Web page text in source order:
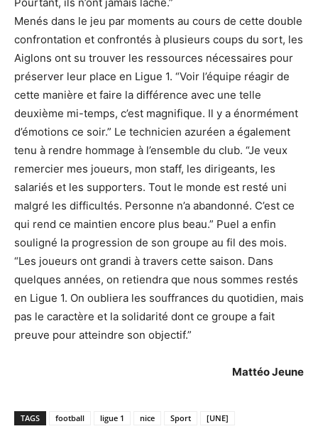
Pourtant, ils n’ont jamais lâché.”
Menés dans le jeu par moments au cours de cette double
confrontation et confrontés à plusieurs coups du sort, les
Aiglons ont su trouver les ressources nécessaires pour
préserver leur place en Ligue 1. “Voir l’équipe réagir de
cette manière et faire la différence avec une telle
deuxième mi-temps, c’est magnifique. Il y a énormément
d’émotions ce soir.” Le technicien azuréen a également
tenu à rendre hommage à l’ensemble du club. “Je veux
remercier mes joueurs, mon staff, les dirigeants, les
salariés et les supporters. Tout le monde est resté uni
malgré les difficultés. Personne n’a abandonné. C’est ce
qui rend ce maintien encore plus beau.” Puel a enfin
souligné la progression de son groupe au fil des mois.
“Les joueurs ont grandi à travers cette saison. Dans
quelques années, on retiendra que nous sommes restés
en Ligue 1. On oubliera les souffrances du quotidien, mais
pas le caractère et la solidarité dont ce groupe a fait
preuve pour atteindre son objectif.”
Mattéo Jeune
TAGS football ligue 1 nice Sport [UNE]